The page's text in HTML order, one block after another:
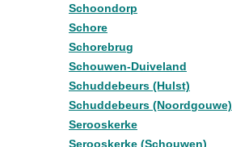
Schoondorp
Schore
Schorebrug
Schouwen-Duiveland
Schuddebeurs (Hulst)
Schuddebeurs (Noordgouwe)
Serooskerke
Serooskerke (Schouwen)